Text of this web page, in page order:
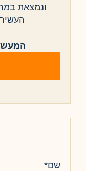
ונמצאת
המעשי
שם*